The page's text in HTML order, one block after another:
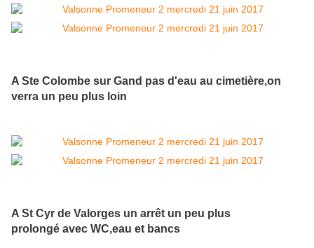
A Ste Colombe sur Gand pas d'eau au cimetière,on
verra un peu plus loin
A St Cyr de Valorges un arrêt un peu plus
prolongé avec WC,eau et bancs